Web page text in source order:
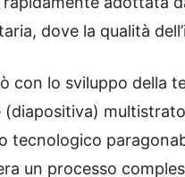
dove la qualità
con lo sviluppo della
tecnologico
un processo